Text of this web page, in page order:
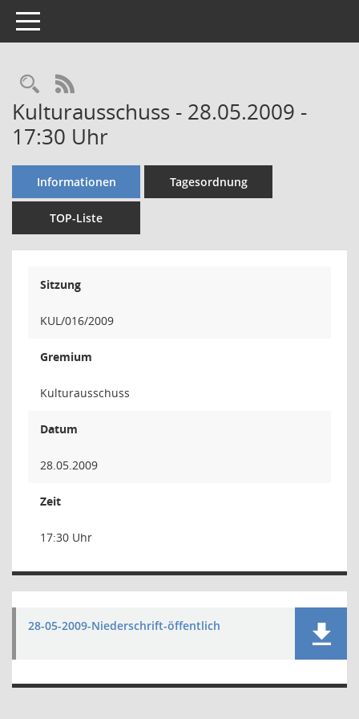
Toggle navigation
Rechercheauswahl
RSS-Feed
Kulturausschuss - 28.05.2009 -
17:30 Uhr
Informationen Tagesordnung
TOP-Liste
Sitzung
KUL/016/2009
Gremium
Kulturausschuss
Datum
28.05.2009
Zeit
17:30 Uhr
28-05-2009-Niederschrift-öffentlich